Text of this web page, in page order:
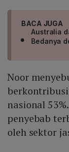
BACA JUGA
Australia
Bedanya
Noor
nasional
penyebab
oleh sektor